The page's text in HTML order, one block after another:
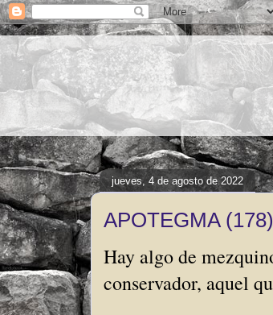
jueves, 4 de agosto de 2022
APOTEGMA (178)
Hay algo de
conservador, aquel